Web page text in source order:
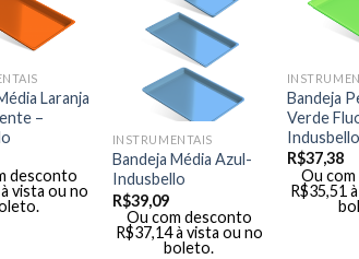
Laranja
–
desconto
à vista ou no
INSTRUMENTAIS
Bandeja Média Azul-
Indusbello
R$39,09
Ou com desconto
R$37,14 à vista ou no
boleto.
Bandeja
Verde
Indusbello
R$37,38
Ou
R$35,51